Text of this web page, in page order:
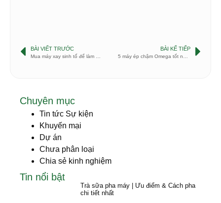
BÀI VIẾT TRƯỚC
Mua máy xay sinh tố để làm nước ép! Tại sao không?
BÀI KẾ TIẾP
5 máy ép chậm Omega tốt nhất 2021
Chuyên mục
Tin tức Sự kiện
Khuyến mại
Dự án
Chưa phân loại
Chia sẻ kinh nghiệm
Tin nổi bật
Trà sữa pha máy | Ưu điểm & Cách pha
chi tiết nhất